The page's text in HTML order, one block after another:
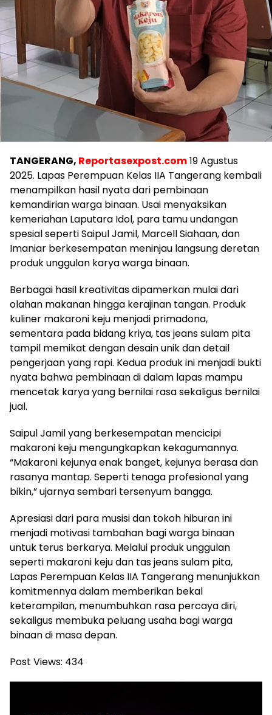
TANGERANG, Reportasexpost.com19 Agustus
2025. Lapas Perempuan Kelas IIA Tangerang kembali
menampilkan hasil nyata dari pembinaan
kemandirian warga binaan. Usai menyaksikan
kemeriahan Laputara Idol, para tamu undangan
spesial seperti Saipul Jamil, Marcell Siahaan, dan
Imaniar berkesempatan meninjau langsung deretan
produk unggulan karya warga binaan.
Berbagai hasil kreativitas dipamerkan mulai dari
olahan makanan hingga kerajinan tangan. Produk
kuliner makaroni keju menjadi primadona,
sementara pada bidang kriya, tas jeans sulam pita
tampil memikat dengan desain unik dan detail
pengerjaan yang rapi. Kedua produk ini menjadi bukti
nyata bahwa pembinaan di dalam lapas mampu
mencetak karya yang bernilai rasa sekaligus bernilai
jual.
Saipul Jamil yang berkesempatan mencicipi
makaroni keju mengungkapkan kekagumannya.
“Makaroni kejunya enak banget, kejunya berasa dan
rasanya mantap. Seperti tenaga profesional yang
bikin,” ujarnya sembari tersenyum bangga.
Apresiasi dari para musisi dan tokoh hiburan ini
menjadi motivasi tambahan bagi warga binaan
untuk terus berkarya. Melalui produk unggulan
seperti makaroni keju dan tas jeans sulam pita,
Lapas Perempuan Kelas IIA Tangerang menunjukkan
komitmennya dalam memberikan bekal
keterampilan, menumbuhkan rasa percaya diri,
sekaligus membuka peluang usaha bagi warga
binaan di masa depan.
Post Views: 434